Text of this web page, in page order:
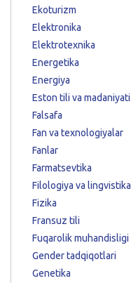
Ekoturizm
Elektronika
Elektrotexnika
Energetika
Energiya
Eston tili va madaniyati
Falsafa
Fan va texnologiyalar
Fanlar
Farmatsevtika
Filologiya va lingvistika
Fizika
Fransuz tili
Fuqarolik muhandisligi
Gender tadqiqotlari
Genetika